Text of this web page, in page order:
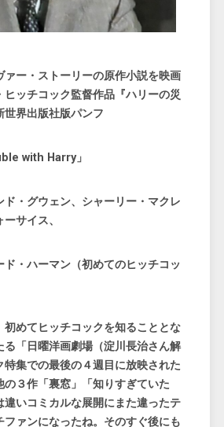
ー・ストーリーの原作小説を映画
ッチコック監督作品『ハリーの災
界出版社版パンフ
with Harry」
・グウェン、シャーリー・マクレ
サイス、
・ハーマン（初めてのヒッチコッ
初めてヒッチコックを知ることとな
る「日曜洋画劇場（淀川長治さん解
特集での最後の４週目に放映された
の３作「裏窓」「知りすぎていた
違いコミカルな展開にまた違ったテ
ファンになったね。そのすぐ後にも